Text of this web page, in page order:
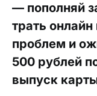
— пополняй
трать
проблем и
500 рублей
выпуск